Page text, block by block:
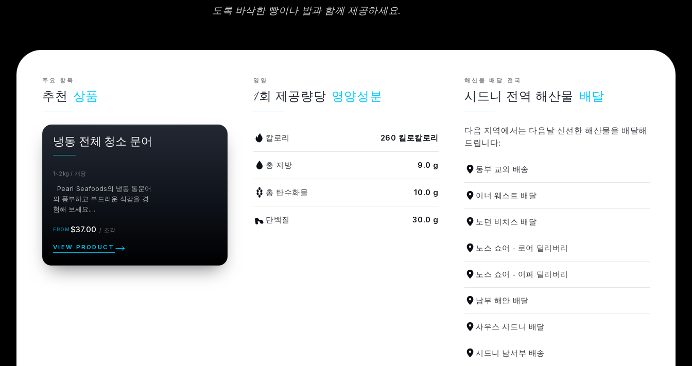
도록 바삭한 빵이나 밥과 함께 제공하세요.
주요 항목
추천 상품
냉동 전체 청소 문어
1~2kg / 개당
Pearl Seafoods의 냉동 통문어
의 풍부하고 부드러운 식감을 경
험해 보세요....
정
$37.00 / 조각단
각
VIEW PRODUCT
영양
1회 제공량당 영양성분
칼로리 260 킬로칼로리
총 지방 9.0 g
총 탄수화물 10.0 g
단백질 30.0 g
해산물 배달 전국
시드니 전역 해산물 배달
다음 지역에서는 다음날 신선한 해산물을 배달해
드립니다:
동부 교외 배송
이너 웨스트 배달
노던 비치스 배달
노스 쇼어 - 로어 딜리버리
노스 쇼어 - 어퍼 딜리버리
남부 해안 배달
사우스 시드니 배달
시드니 남서부 배송